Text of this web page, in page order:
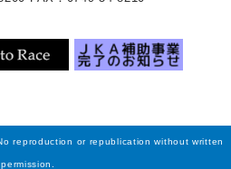
reproduction or republication without written
permission.